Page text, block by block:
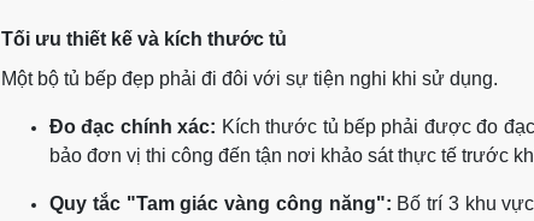
Tối ưu thiết kế và kích thước tủ
Một bộ tủ bếp đẹp phải đi đôi với sự tiện nghi khi sử dụng.
Đo đạc chính xác: Kích thước tủ bếp phải được đo
bảo đơn vị thi công đến tận nơi khảo sát thực tế trước
Quy tắc "Tam giác vàng công năng": Bố trí 3 khu